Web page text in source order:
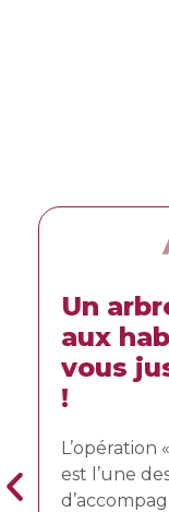
Un
aux
vous
!
L’opération
est l’une